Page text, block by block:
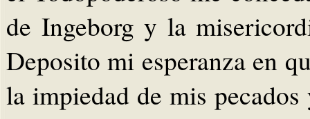
de Ingeborg y la
Deposito mi esperanza en
la impiedad de mis